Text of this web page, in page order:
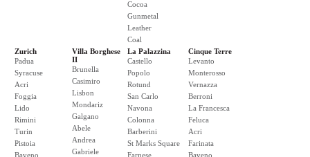
Cocoa
Gunmetal
Leather
Coal
Zurich
Padua
Syracuse
Acri
Foggia
Lido
Rimini
Turin
Pistoia
Baveno
Villa Borghese
II
Brunella
Casimiro
Lisbon
Mondariz
Galgano
Abele
Andrea
Gabriele
La Palazzina
Castello
Popolo
Rotund
San Carlo
Navona
Colonna
Barberini
St Marks Square
Farnese
Cinque Terre
Levanto
Monterosso
Vernazza
Berroni
La Francesca
Feluca
Acri
Farinata
Baveno